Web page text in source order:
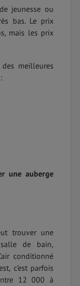
jeunesse ou
bas. Le prix
mais les prix
meilleures
une auberge
trouver une
de bain,
conditionné
c’est parfois
12 000 à